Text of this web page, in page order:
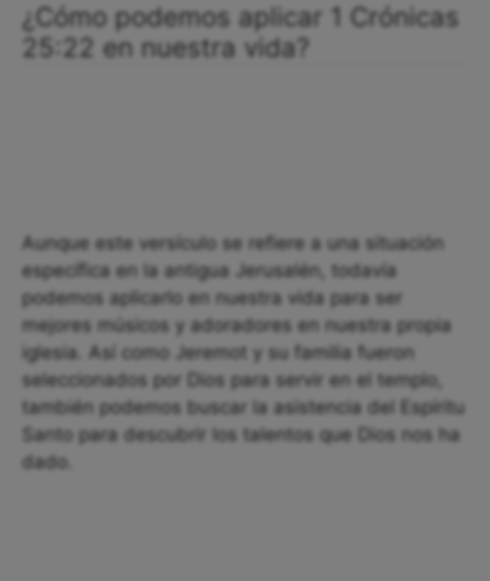
¿Cómo podemos aplicar 1 Crónicas
25:22 en nuestra vida?
Aunque este versículo se refiere a una situación
específica en la antigua Jerusalén, todavía
podemos aplicarlo en nuestra vida para ser
mejores músicos y adoradores en nuestra propia
iglesia. Así como Jeremot y su familia fueron
seleccionados por Dios para servir en el templo,
también podemos buscar la asistencia del Espíritu
Santo para descubrir los talentos que Dios nos ha
dado.